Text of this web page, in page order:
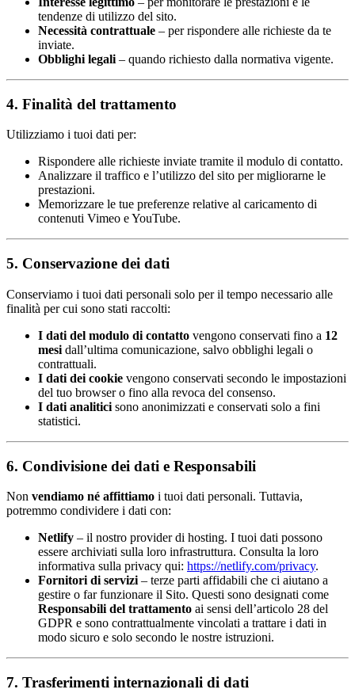
tendenze di utilizzo del sito.
Necessità contrattuale – per rispondere alle richieste da te
inviate.
Obblighi legali – quando richiesto dalla normativa vigente.
4. Finalità del trattamento
Utilizziamo i tuoi dati per:
Rispondere alle richieste inviate tramite il modulo di contatto.
Analizzare il traffico e l’utilizzo del sito per migliorarne le
prestazioni.
Memorizzare le tue preferenze relative al caricamento di
contenuti Vimeo e YouTube.
5. Conservazione dei dati
Conserviamo i tuoi dati personali solo per il tempo necessario alle
finalità per cui sono stati raccolti:
I dati del modulo di contatto vengono conservati fino a 12
mesi dall’ultima comunicazione, salvo obblighi legali o
contrattuali.
I dati dei cookie vengono conservati secondo le impostazioni
del tuo browser o fino alla revoca del consenso.
I dati analitici sono anonimizzati e conservati solo a fini
statistici.
6. Condivisione dei dati e Responsabili
Non vendiamo né affittiamo i tuoi dati personali. Tuttavia,
potremmo condividere i dati con:
Netlify – il nostro provider di hosting. I tuoi dati possono
essere archiviati sulla loro infrastruttura. Consulta la loro
informativa sulla privacy qui: https://netlify.com/privacy.
Fornitori di servizi – terze parti affidabili che ci aiutano a
gestire o far funzionare il Sito. Questi sono designati come
Responsabili del trattamento ai sensi dell’articolo 28 del
GDPR e sono contrattualmente vincolati a trattare i dati in
modo sicuro e solo secondo le nostre istruzioni.
7. Trasferimenti internazionali di dati